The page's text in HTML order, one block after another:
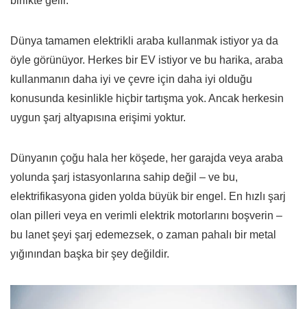
Dünya tamamen elektrikli araba kullanmak istiyor ya da
öyle görünüyor. Herkes bir EV istiyor ve bu harika, araba
kullanmanın daha iyi ve çevre için daha iyi olduğu
konusunda kesinlikle hiçbir tartışma yok. Ancak herkesin
uygun şarj altyapısına erişimi yoktur.
Dünyanın çoğu hala her köşede, her garajda veya araba
yolunda şarj istasyonlarına sahip değil – ve bu,
elektrifikasyona giden yolda büyük bir engel. En hızlı şarj
olan pilleri veya en verimli elektrik motorlarını boşverin –
bu lanet şeyi şarj edemezsek, o zaman pahalı bir metal
yığınından başka bir şey değildir.